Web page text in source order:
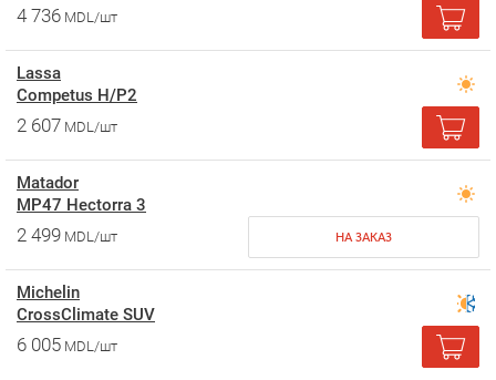
4 736 MDL/шт
Lassa
Competus H/P2
2 607 MDL/шт
Matador
MP47 Hectorra 3
2 499 MDL/шт НА ЗАКАЗ
Michelin
CrossClimate SUV
6 005 MDL/шт